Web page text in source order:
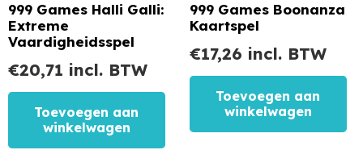
999 Games Halli Galli:
Extreme
Vaardigheidsspel
€20,71 incl. BTW
Toevoegen aan
winkelwagen
999 Games Boonanza
Kaartspel
€17,26 incl. BTW
Toevoegen aan
winkelwagen